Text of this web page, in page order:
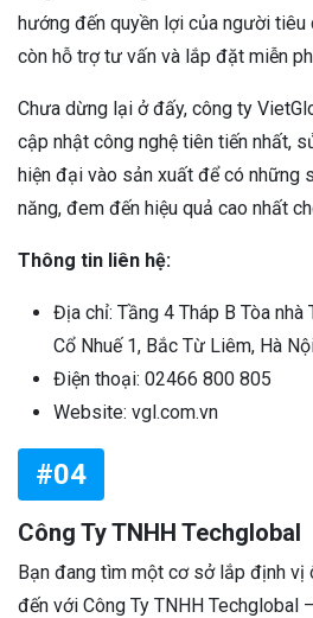
hướng đến quyền lợi của người
còn hỗ trợ tư vấn và lắp đặt miễn
Chưa dừng lại ở đấy, công ty
cập nhật công nghệ tiên tiến nhất,
hiện đại vào sản xuất để có những
năng, đem đến hiệu quả cao nhất
Thông tin liên hệ:
Địa chỉ: Tầng 4 Tháp B Tòa nhà
Cổ Nhuế 1, Bắc Từ Liêm, Hà
Điện thoại: 02466 800 805
Website: vgl.com.vn
#04
Công Ty TNHH Techglobal
Bạn đang tìm một cơ sở lắp định vị
đến với Công Ty TNHH Techglobal